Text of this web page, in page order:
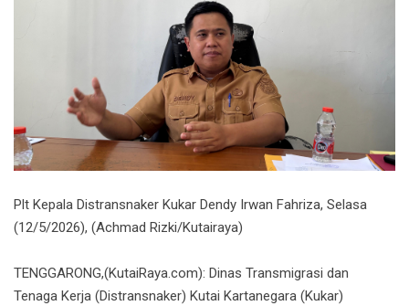
Plt Kepala Distransnaker Kukar Dendy Irwan Fahriza, Selasa
(12/5/2026), (Achmad Rizki/Kutairaya)
TENGGARONG,(KutaiRaya.com): Dinas Transmigrasi dan
Tenaga Kerja (Distransnaker) Kutai Kartanegara (Kukar)